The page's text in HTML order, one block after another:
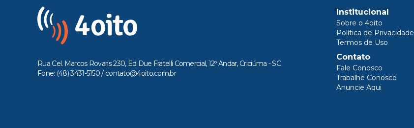
Rua Cel. Marcos Rovaris 230, Ed Due Fratelli Comercial, 12º Andar, Criciúma - SC
Fone: (48) 3431-5150 / contato@4oito.com.br
Institucional
Sobre o 4oito
Política de Privacidade
Termos de Uso
Contato
Fale Conosco
Trabalhe Conosco
Anuncie Aqui